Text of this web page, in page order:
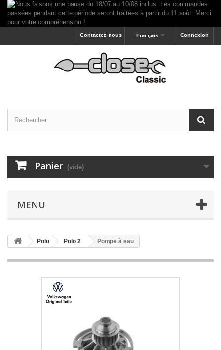
Connexion
Français
Contactez-nous
Panier (vide)
MENU
Polo Polo 2 Pompe à eau